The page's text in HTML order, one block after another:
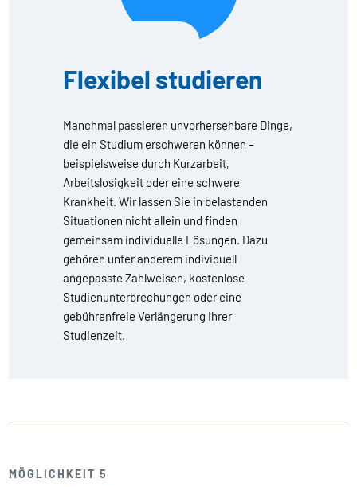
Flexibel studieren
Manchmal passieren unvorhersehbare Dinge,
die ein Studium erschweren können –
beispielsweise durch Kurzarbeit,
Arbeitslosigkeit oder eine schwere
Krankheit. Wir lassen Sie in belastenden
Situationen nicht allein und finden
gemeinsam individuelle Lösungen. Dazu
gehören unter anderem individuell
angepasste Zahlweisen, kostenlose
Studienunterbrechungen oder eine
gebührenfreie Verlängerung Ihrer
Studienzeit.
MÖGLICHKEIT 5